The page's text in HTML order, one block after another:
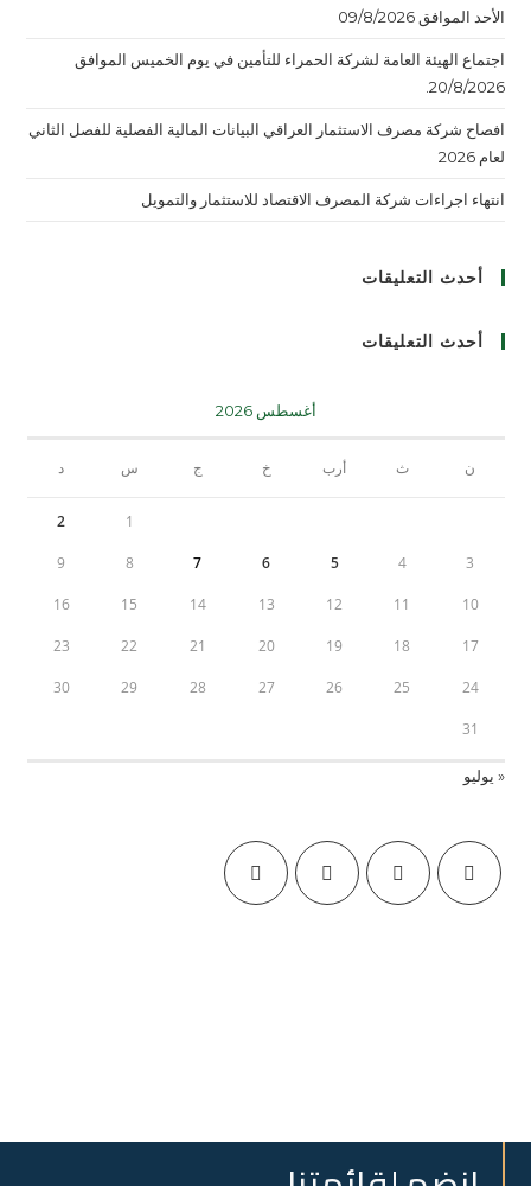
الأحد الموافق 09/8/2026
اجتماع الهيئة العامة لشركة الحمراء للتأمين في يوم الخميس الموافق
20/8/2026.
افصاح شركة مصرف الاستثمار العراقي البيانات المالية الفصلية للفصل الثاني
لعام 2026
انتهاء اجراءات شركة المصرف الاقتصاد للاستثمار والتمويل
أحدث التعليقات
أحدث التعليقات
أغسطس 2026
ن ث أرب خ ج س د
1
2
3
4
5
6
7
8
9
10
11
12
13
14
15
16
17
18
19
20
21
22
23
24
25
26
27
28
29
30
31
« يوليو